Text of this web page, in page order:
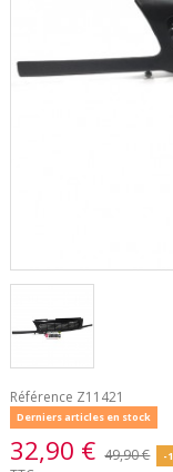
Référence Z11421
Derniers articles en stock
32,90 € 49,90 € -